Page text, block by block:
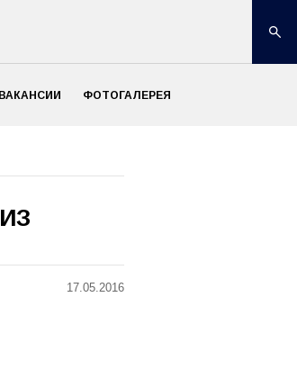
ВАКАНСИИ ФОТОГАЛЕРЕЯ
17.05.2016